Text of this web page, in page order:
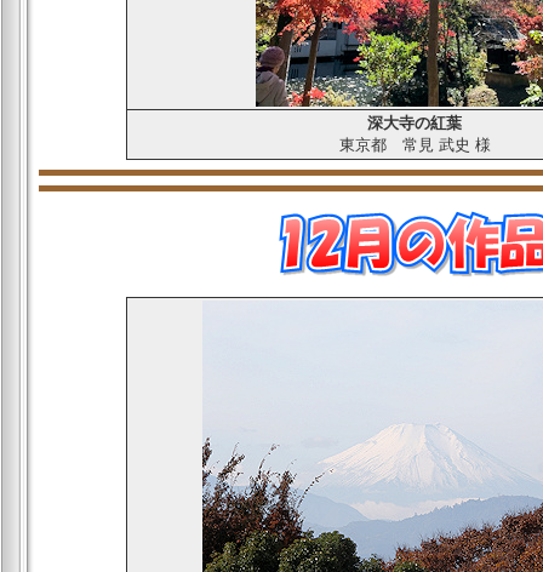
深大寺の紅葉
東京都常見 武史 様